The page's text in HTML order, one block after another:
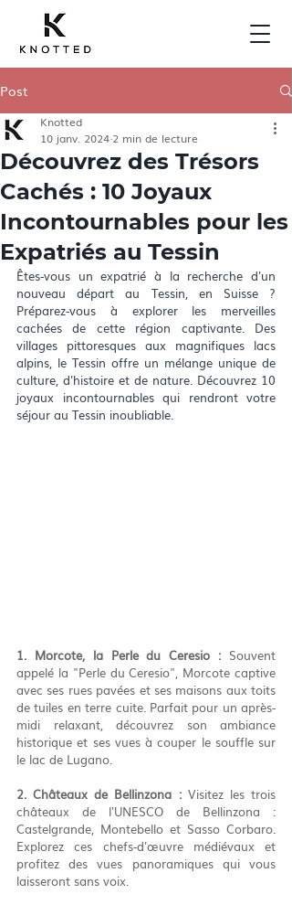
Post
Découvrez des Trésors
Cachés : 10 Joyaux
Incontournables pour les
Expatriés au Tessin
Knotted
10 janv. 2024 2 min de lecture
Êtes-vous un expatrié à la recherche d'un
nouveau départ au Tessin, en Suisse ?
Préparez-vous à explorer les merveilles
cachées de cette région captivante. Des
villages pittoresques aux magnifiques lacs
alpins, le Tessin offre un mélange unique de
culture, d'histoire et de nature. Découvrez 10
joyaux incontournables qui rendront votre
séjour au Tessin inoubliable.
1. Morcote, la Perle du Ceresio : Souvent
appelé la "Perle du Ceresio", Morcote captive
avec ses rues pavées et ses maisons aux toits
de tuiles en terre cuite. Parfait pour un après-
midi relaxant, découvrez son ambiance
historique et ses vues à couper le souffle sur
le lac de Lugano.
2. Châteaux de Bellinzona : Visitez les trois
châteaux de l'UNESCO de Bellinzona :
Castelgrande, Montebello et Sasso Corbaro.
Explorez ces chefs-d'œuvre médiévaux et
profitez des vues panoramiques qui vous
laisseront sans voix.